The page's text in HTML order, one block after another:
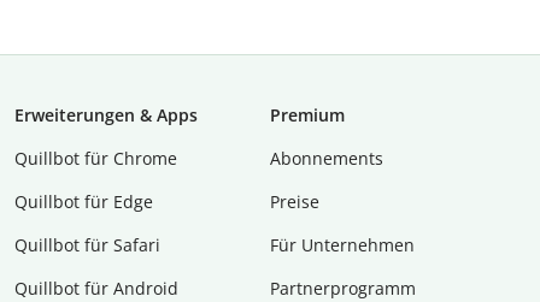
Erweiterungen & Apps
Quillbot für Chrome
Quillbot für Edge
Quillbot für Safari
Quillbot für Android
Premium
Abon­ne­ments
Preise
Für Unternehmen
Partnerprogramm